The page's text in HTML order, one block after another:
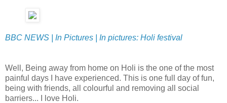
BBC NEWS | In Pictures | In pictures: Holi festival
Well, Being away from home on Holi is the one of the most
painful days I have experienced. This is one full day of fun,
being with friends, all colourful and removing all social
barriers... I love Holi.